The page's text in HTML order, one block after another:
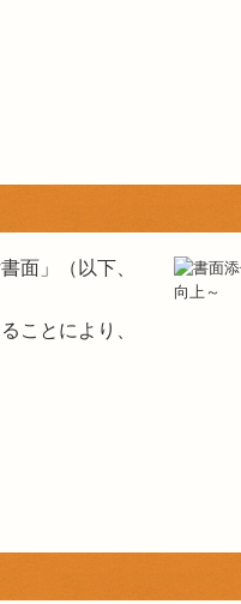
面」（以下、
ことにより、